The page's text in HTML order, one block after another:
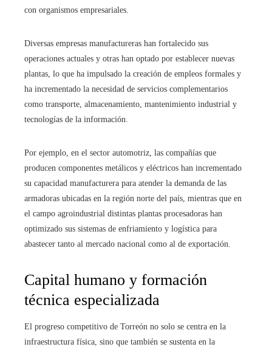
con organismos empresariales.
Diversas empresas manufactureras han fortalecido sus
operaciones actuales y otras han optado por establecer nuevas
plantas, lo que ha impulsado la creación de empleos formales y
ha incrementado la necesidad de servicios complementarios
como transporte, almacenamiento, mantenimiento industrial y
tecnologías de la información.
Por ejemplo, en el sector automotriz, las compañías que
producen componentes metálicos y eléctricos han incrementado
su capacidad manufacturera para atender la demanda de las
armadoras ubicadas en la región norte del país, mientras que en
el campo agroindustrial distintas plantas procesadoras han
optimizado sus sistemas de enfriamiento y logística para
abastecer tanto al mercado nacional como al de exportación.
Capital humano y formación
técnica especializada
El progreso competitivo de Torreón no solo se centra en la
infraestructura física, sino que también se sustenta en la